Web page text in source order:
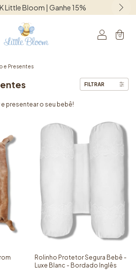
para o Sudeste acima de R$1250,00
0
e Presentes
FILTRAR
presentear o seu bebê!
Rolinho Protetor Segura Bebê -
Luxe Blanc - Bordado Inglês